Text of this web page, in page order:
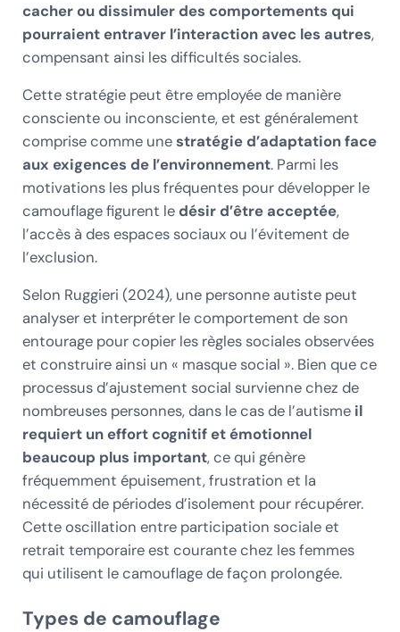
cacher ou dissimuler des comportements qui
pourraient entraver l’interaction avec les autres,
compensant ainsi les difficultés sociales.
Cette stratégie peut être employée de manière
consciente ou inconsciente, et est généralement
comprise comme unestratégie d’adaptation face
aux exigences de l’environnement. Parmi les
motivations les plus fréquentes pour développer le
camouflage figurent le désir d’être acceptée,
l’accès à des espaces sociaux ou l’évitement de
l’exclusion.
Selon Ruggieri (2024), une personne autiste peut
analyser et interpréter le comportement de son
entourage pour copier les règles sociales observées
et construire ainsi un « masque social ». Bien que ce
processus d’ajustement social survienne chez de
nombreuses personnes, dans le cas de l’autisme il
requiert un effort cognitif et émotionnel
beaucoup plus important, ce qui génère
fréquemment épuisement, frustration et la
nécessité de périodes d’isolement pour récupérer.
Cette oscillation entre participation sociale et
retrait temporaire est courante chez les femmes
qui utilisent le camouflage de façon prolongée.
Types de camouflage